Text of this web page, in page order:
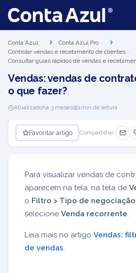
Conta Azul
Conta Azul Pro
Controlar vendas e recebimento de clientes
Consultar guias rápidos de vendas e
Vendas: vendas de
o que fazer?
Atualizadohá 3 meses 1min de leitura
Favoritar artigo Compartilhar:
Para visualizar vendas de
aparecem na tela, na tela de
o Filtro > Tipo de negociação
selecione Venda recorrente.
Leia mais no artigo Vendas:
de vendas.